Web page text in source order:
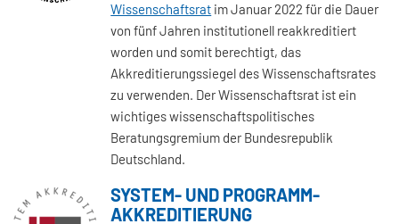
Wissenschaftsrat im Januar 2022 für die Dauer
von fünf Jahren institutionell reakkreditiert
worden und somit berechtigt, das
Akkreditierungssiegel des Wissenschaftsrates
zu verwenden. Der Wissenschaftsrat ist ein
wichtiges wissenschaftspolitisches
Beratungsgremium der Bundesrepublik
Deutschland.
SYSTEM- UND PROGRAMM-
AKKREDITIERUNG